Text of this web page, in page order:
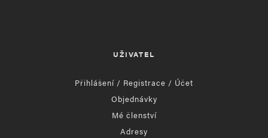
UŽIVATEL
Přihlášení / Registrace / Účet
Objednávky
Mé členství
Adresy